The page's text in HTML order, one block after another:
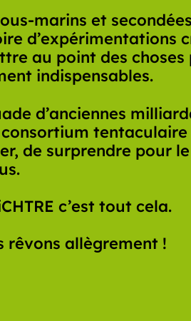
marins et
d’expérimentations
au point des
indispensables.
d’anciennes
de surprendre pour
c’est tout cela.
rêvons allègrement !